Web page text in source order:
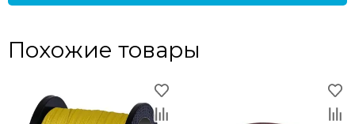
Похожие товары